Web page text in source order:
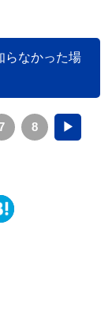
らなかった場
8 ▶